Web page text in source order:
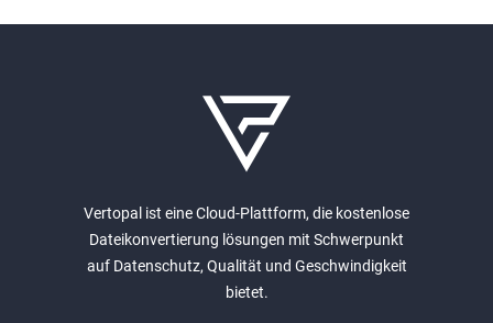
Vertopal ist eine Cloud-Plattform, die kostenlose
Dateikonvertierung lösungen mit Schwerpunkt
auf Datenschutz, Qualität und Geschwindigkeit
bietet.